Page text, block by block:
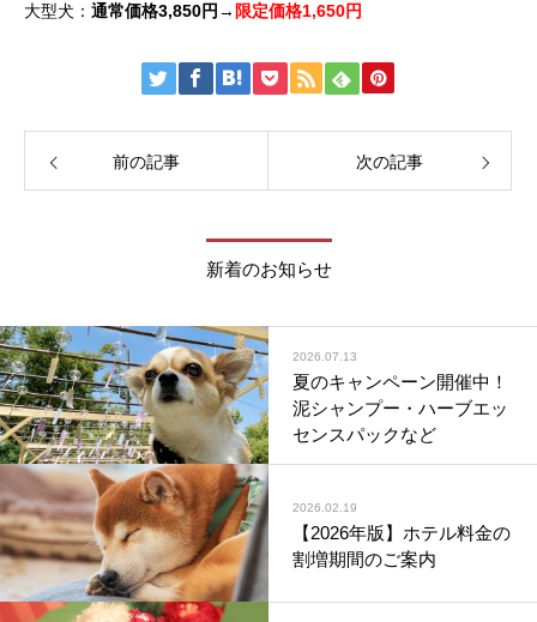
大型犬： 通常価格3,850円 → 限定価格1,650円
前の記事 次の記事
新着のお知らせ
2026.07.13
夏のキャンペーン開催中！
泥シャンプー・ハーブエッ
センスパックなど
2026.02.19
【2026年版】ホテル料金の
割増期間のご案内